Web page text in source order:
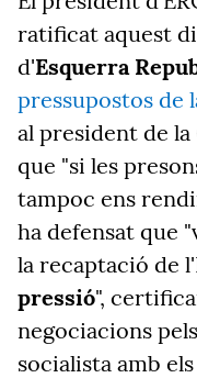
ratificat aquest
d'Esquerra
pressupostos de
al president de
que "si les
tampoc ens
ha defensat que
la recaptació de
pressió",
negociacions
socialista amb